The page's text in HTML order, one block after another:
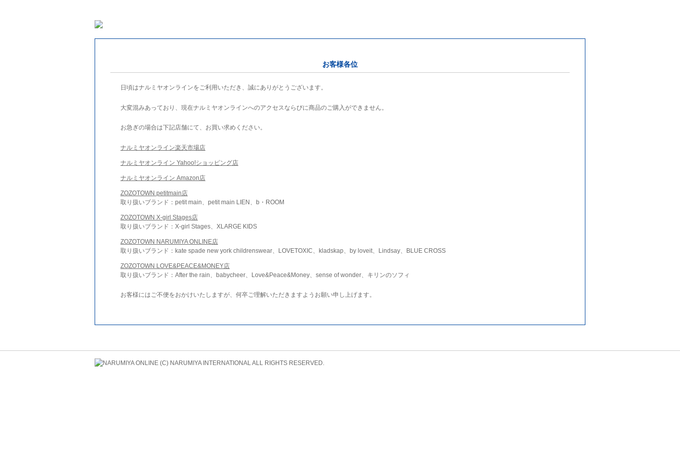
お客様各位
日頃はナルミヤオンラインをご利用いただき、誠にありがとうございます。
大変混みあっており、現在ナルミヤオンラインへのアクセスならびに商品のご購入ができません。
お急ぎの場合は下記店舗にて、お買い求めください。
ナルミヤオンライン楽天市場店
ナルミヤオンライン Yahoo!ショッピング店
ナルミヤオンライン Amazon店
ZOZOTOWN petitmain店
取り扱いブランド：petit main、petit main LIEN、b・ROOM
ZOZOTOWN X-girl Stages店
取り扱いブランド：X-girl Stages、XLARGE KIDS
ZOZOTOWN NARUMIYA ONLINE店
取り扱いブランド：kate spade new york childrenswear、LOVETOXIC、kladskap、by loveit、Lindsay、BLUE CROSS
ZOZOTOWN LOVE&PEACE&MONEY店
取り扱いブランド：After the rain、babycheer、Love&Peace&Money、sense of wonder、キリンのソフィ
お客様にはご不便をおかけいたしますが、何卒ご理解いただきますようお願い申し上げます。